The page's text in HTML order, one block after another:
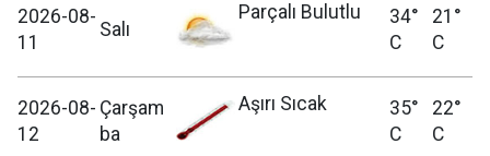
2026-08-
11
Salı
Parçalı Bulutlu
34°
C
21°
C
2026-08-
12
Çarşam
ba
Aşırı Sıcak
35°
C
22°
C